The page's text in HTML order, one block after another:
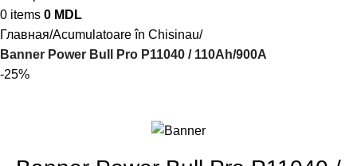
0 items 0 MDL
Главная Acumulatoare în Chisinau
Banner Power Bull Pro P11040 / 110Ah/900A
-25%